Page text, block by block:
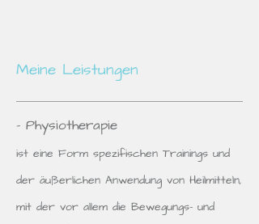
Meine Leistungen
- Physiotherapie
ist eine Form spezifischen Trainings und
der äußerlichen Anwendung von Heilmitteln,
mit der vor allem die Bewegungs- und